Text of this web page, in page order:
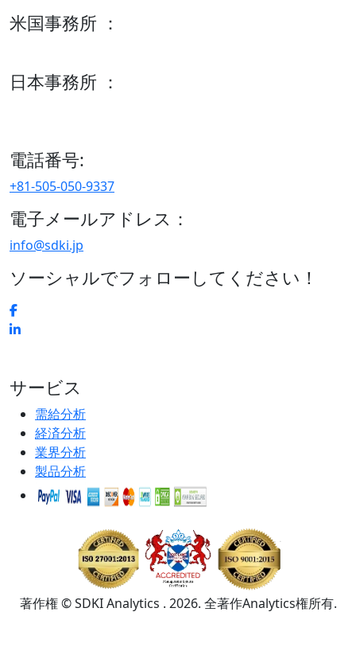
米国事務所 ：
日本事務所 ：
電話番号:
+81-505-050-9337
電子メールアドレス：
info@sdki.jp
ソーシャルでフォローしてください！
サービス
需給分析
経済分析
業界分析
製品分析
著作権 © SDKI Analytics . 2026. 全著作Analytics権所有.